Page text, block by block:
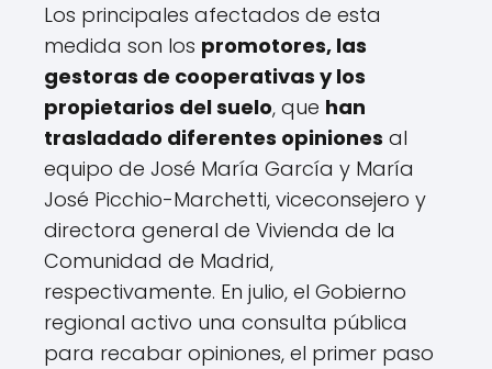
Los principales afectados de esta
medida son los promotores, las
gestoras de cooperativas y los
propietarios del suelo, que han
trasladado diferentes opiniones al
equipo de José María García y María
José Picchio-Marchetti, viceconsejero y
directora general de Vivienda de la
Comunidad de Madrid,
respectivamente. En julio, el Gobierno
regional activo una consulta pública
para recabar opiniones, el primer paso